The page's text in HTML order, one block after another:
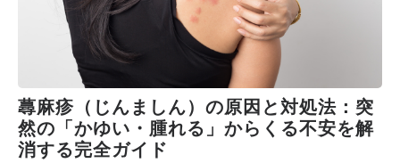
蕁麻疹（じんましん）の原因と対処法：突
然の「かゆい・腫れる」からくる不安を解
消する完全ガイド